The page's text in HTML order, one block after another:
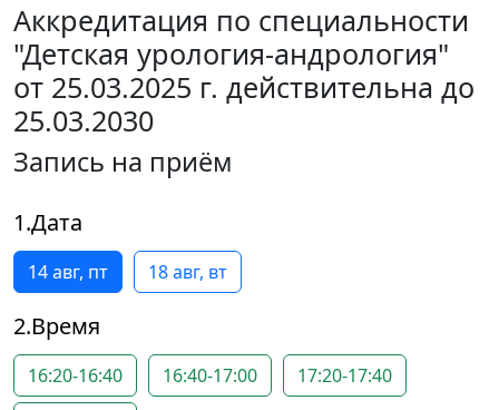
Аккредитация по специальности
"Детская урология-андрология"
от 25.03.2025 г. действительна до
25.03.2030
Запись на приём
1.Дата
14 авг, пт 18 авг, вт
2.Время
16:20-16:40 16:40-17:00
17:20-17:40